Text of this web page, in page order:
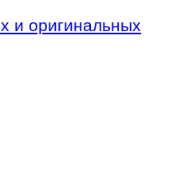
и оригинальных